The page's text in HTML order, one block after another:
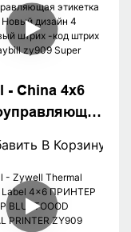
- China 4x6
дизайн 4
штрих
-кода
zy909 Super
В Корзину